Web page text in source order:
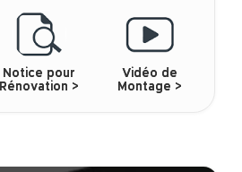
Notice pour
Rénovation >
Vidéo de
Montage >